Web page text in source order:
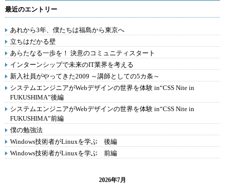
最近のエントリー
あれから3年、僕たちは福島から東京へ
立ちはだかる壁
あらたなる一歩を！ 決意のコミュニティスタート
インターンシップで未来のIT業界を考える
新入社員がやってきた2009 ～講師としての5カ条～
システムエンジニアがWebデザインの世界を体験 in“CSS Nite in
FUKUSHIMA”後編
システムエンジニアがWebデザインの世界を体験 in“CSS Nite in
FUKUSHIMA”前編
僕の勉強法
Windows技術者がLinuxを学ぶ 後編
Windows技術者がLinuxを学ぶ 前編
2026年7月